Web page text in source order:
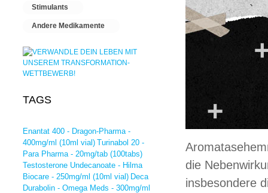
die
insbesondere
Stimulants
Andere Medikamente
TAGS
Enantat 400 - Dragon-Pharma -
400mg/ml (10ml vial) Turinabol 20 -
Para Pharma - 20mg/tab (100tabs)
Testosterone Undecanoate - Hilma
Biocare - 250mg/ml (10ml vial) Deca
Durabolin - Omega Meds - 300mg/ml